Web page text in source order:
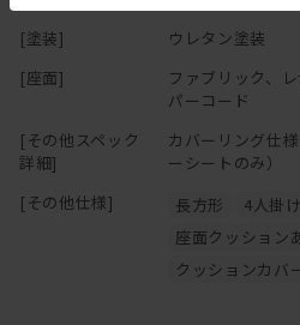
[塗装]
ウレタン塗装
[座面]
ファブリック、
パーコード
[その他スペック
詳細]
カバーリング仕
ーシートのみ）
[その他仕様]
長方形 4人掛け
座面クッション
クッションカバ